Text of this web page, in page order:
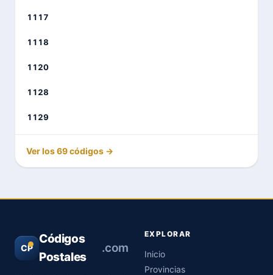
1117
1118
1120
1128
1129
Ver los 69 códigos →
CP
Códigos
Postales
.com
EXPLORAR
Inicio
Provincias